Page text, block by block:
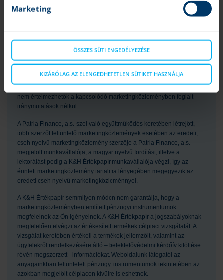
Marketing
ÖSSZES SÜTI ENGEDÉLYEZÉSE
KIZÁRÓLAG AZ ELENGEDHETETLEN SÜTIKET HASZNÁLJA
nem jelentenek garanciát a jövőbeli teljesítményre. A számszerű
adatok általánosak, tájékoztató jellegűek, csak a szerző adott
tárgyát képezhetik. A marketingközleményben szereplő információk a
készítők által hitelesnek tartott forrásokon alapulnak, azonban azok
pontosságával és teljességével, valamint időbeliségével
kapcsolatban a készítők semmilyen felelősséget nem vállalnak.
Amennyiben a marketingközleményben a K&H Értékpapír további
nem értelmezhetők a kapcsolódó marketingközleményben foglalt
iránymutatások nélkül.
A Patria Finance, a.s.-szel való együttműködés keretében létrejött,
több szerzőt feltüntető marketingközlemények esetében az eredeti,
cseh nyelvű marketingközlemény szerzője a Patria Finance, a.s.
megjelölt munkavállalója, a magyar nyelvű fordítást, illetve a
lektorálást pedig a K&H Értékpapír munkavállalója végzi, így az
érintett marketingközlemény tartalma lényegében megegyezik az
eredeti cseh nyelvű marketingközleménnyel.
A K&H Értékpapír semmilyen módon nem garantálja, hogy a
marketingközleményben említett pénzügyi instrumentumok
megfelelnek az Ön igényeinek. A K&H Értékpapír a jogszabályoknak
megfelelően elvégzi az értékesített termékek célpiaci vizsgálatát. A
vizsgálat keretében értékeli a termékek jellemzőit, valamint az
ügyfelekről rendelkezésére álló – befektetővédelmi kérdőív kitöltése
révén megszerzett - információkat. Weboldalunk látogatói az
anyagainkban feltüntetett pénzügyi instrumentumok tekintetében az
azokban megjelölt célpiacon kívülre is eshetnek.